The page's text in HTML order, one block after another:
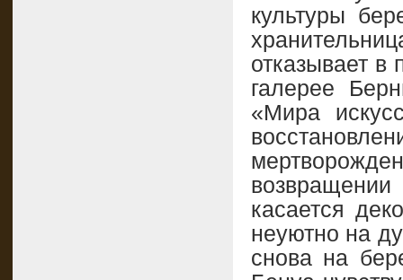
культуры
отказывает
галерее
«Мира
касается
неуютно на
снова на